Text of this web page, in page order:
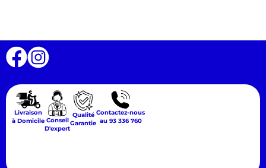
Livraison
à Domicile Conseil
D'expert
Qualité
Garantie
Contactez-nous
au 93 336 760